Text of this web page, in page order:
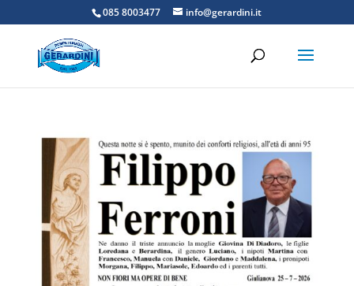
085 8003477 info@gerardini.it